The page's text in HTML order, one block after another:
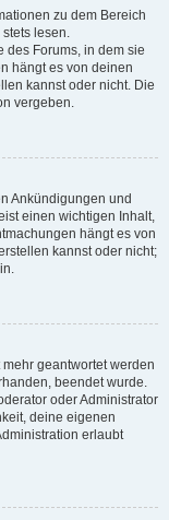
zu dem Bereich
lesen.
des Forums, in dem sie
hängt es von deinen
kannst oder nicht. Die
vergeben.
Ankündigungen und
einen wichtigen Inhalt,
hängt es von
kannst oder nicht;
geantwortet werden
beendet wurde.
oder Administrator
deine eigenen
erlaubt